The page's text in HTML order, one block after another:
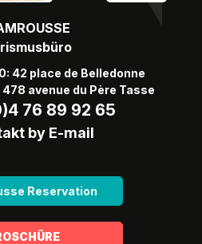
42 place de Belledonne
avenue du Père Tasse
76 89 92 65
by E-mail
Reservation